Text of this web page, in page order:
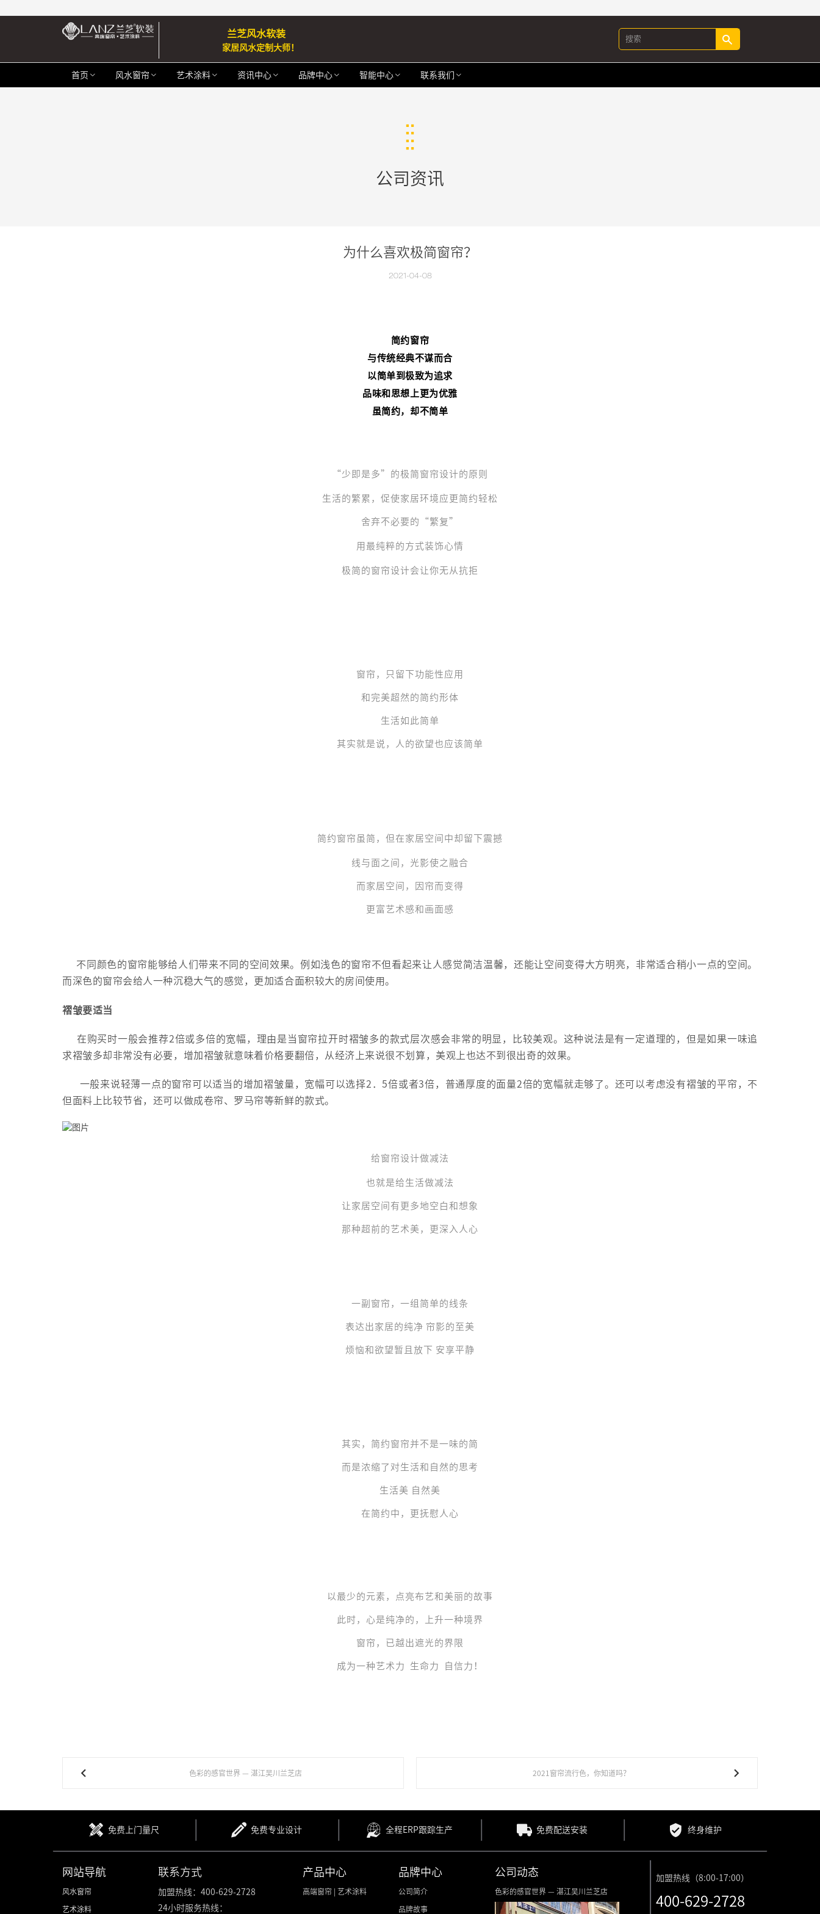
兰芝风水软装
家居风水定制大师！
首页 风水窗帘 艺术涂料 资讯中心 品牌中心 智能中心 联系我们
公司资讯
为什么喜欢极简窗帘？
2021-04-08
简约窗帘
与传统经典不谋而合
以简单到极致为追求
品味和思想上更为优雅
虽简约，却不简单
“少即是多”的极简窗帘设计的原则
生活的繁累，促使家居环境应更简约轻松
舍弃不必要的“繁复”
用最纯粹的方式装饰心情
极简的 窗帘设计会让你无从抗拒
窗帘 ，只留下功能性应用
和完美超然的简约形体
生活如此简单
其实就是说，人的欲望也应该简单
简约 窗帘 虽简，但在家居空间中却留下震撼
线与面之间，光影使之融合
而家居空间，因 帘 而变得
更富艺术感和画面感
不同颜色的窗帘能够给人们带来不同的空间效果。例如浅色的窗帘不但看起来让人感觉简洁温馨，还能让空间变得大方明亮，非常适合稍小一点的空间。
而深色的窗帘会给人一种沉稳大气的感觉，更加适合面积较大的房间使用。
褶皱要适当
在购买时一般会推荐2倍或多倍的宽幅，理由是当窗帘拉开时褶皱多的款式层次感会非常的明显，比较美观。这种说法是有一定道理的，但是如果一味追
求褶皱多却非常没有必要，增加褶皱就意味着价格要翻倍，从经济上来说很不划算，美观上也达不到很出奇的效果。
一般来说轻薄一点的窗帘可以适当的增加褶皱量，宽幅可以选择2．5倍或者3倍，普通厚度的面量2倍的宽幅就走够了。还可以考虑没有褶皱的平帘，不
但面料上比较节省，还可以做成卷帘、罗马帘等新鲜的款式。
给 窗帘设计做减法
也就是给生活做减法
让家居空间有更多地空白和想象
那种超前的艺术美，更深入人心
一副窗帘，一组简单的线条
表达出家居的纯净 帘影的至美
烦恼和欲望暂且放下 安享平静
其实，简约 窗帘 并不是一味的简
而是浓缩了对生活和自然的思考
生活美 自然美
在简约中，更抚慰人心
以最少的元素，点亮布艺和美丽的故事
此时，心是纯净的，上升一种境界
窗帘 ，已越出遮光的界限
成为一种艺术力 生命力 自信力！
色彩的感官世界 — 湛江吴川兰芝店 2021窗帘流行色，你知道吗？
免费上门量尺 免费专业设计 全程ERP跟踪生产 免费配送安装 终身维护
网站导航
风水窗帘
艺术涂料
联系方式
加盟热线：400-629-2728
24小时服务热线：
产品中心
高端窗帘 艺术涂料
品牌中心
公司简介
品牌故事
公司动态
色彩的感官世界 — 湛江吴川兰芝店
加盟热线（8:00-17:00）
400-629-2728